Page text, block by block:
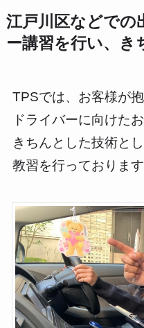
江戸川区などでの
ー講習を行い、き
TPSでは、お客様が
ドライバーに向けた
きちんとした技術と
教習を行っております